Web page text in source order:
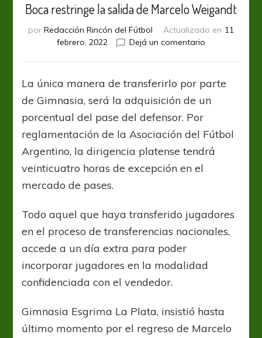
Boca restringe la salida de Marcelo Weigandt
por Redacción Rincón del Fútbol Actualizado en 11
febrero, 2022
Dejá un comentario
salida
de
Weigandt
La única manera de transferirlo por parte
de Gimnasia, será la adquisición de un
porcentual del pase del defensor. Por
reglamentación de la Asociación del Fútbol
Argentino, la dirigencia platense tendrá
veinticuatro horas de excepción en el
mercado de pases.
Todo aquel que haya transferido jugadores
en el proceso de transferencias nacionales,
accede a un día extra para poder
incorporar jugadores en la modalidad
confidenciada con el vendedor.
Gimnasia Esgrima La Plata, insistió hasta
último momento por el regreso de Marcelo